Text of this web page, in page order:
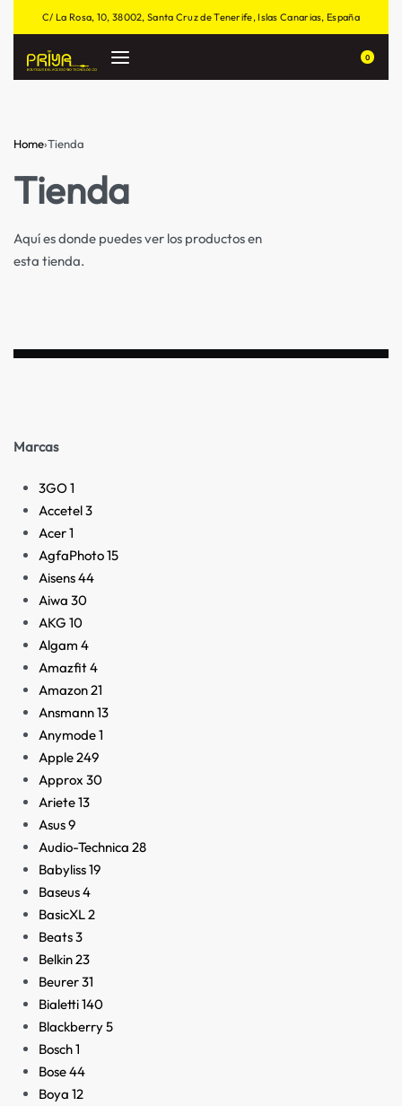
C/ La Rosa, 10, 38002, Santa Cruz de Tenerife, Islas Canarias, España
0
Home›Tienda
Tienda
Aquí es donde puedes ver los productos en
esta tienda.
Marcas
3GO1
Accetel3
Acer1
AgfaPhoto15
Aisens44
Aiwa 30
AKG 10
Algam 4
Amazfit4
Amazon21
Ansmann13
Anymode1
Apple249
Approx 30
Ariete13
Asus9
Audio-Technica 28
Babyliss19
Baseus4
BasicXL2
Beats3
Belkin23
Beurer31
Bialetti140
Blackberry5
Bosch1
Bose44
Boya 12